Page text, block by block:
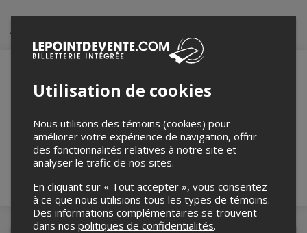
Achat de billets
robot ci-bas.
Utilisation de cookies
Nous utilisons des témoins (cookies) pour
améliorer votre expérience de navigation, offrir
des fonctionnalités relatives à notre site et
analyser le trafic de nos sites.
En cliquant sur « Tout accepter », vous consentez
à ce que nous utilisions tous les types de témoins.
Des informations complémentaires se trouvent
dans nos politiques de confidentialités.